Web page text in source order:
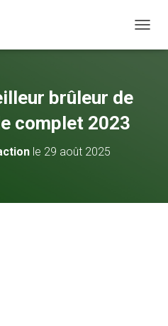
brûleur de
complet 2023
le 29 août 2025